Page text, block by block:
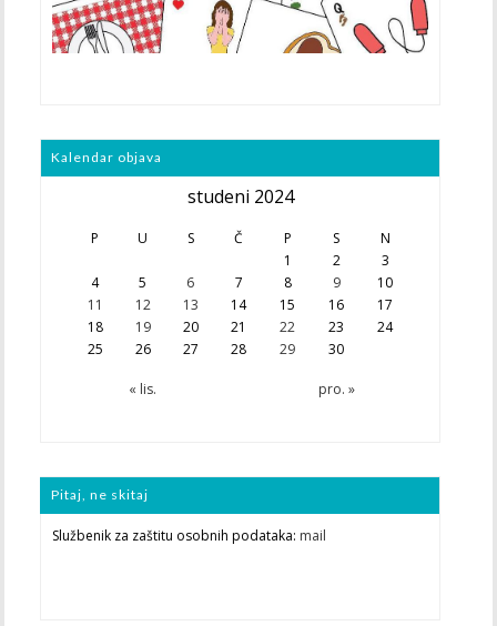
Kalendar objava
studeni 2024
P U S Č P S N
« lis. pro. »
1 2
3
4
5 6 7 8 9
10
11
12 13 14 15 16
17
18
19 20 21 22 23
24
25
26 27 28 29 30
Pitaj, ne skitaj
Službenik za zaštitu osobnih podataka: mail